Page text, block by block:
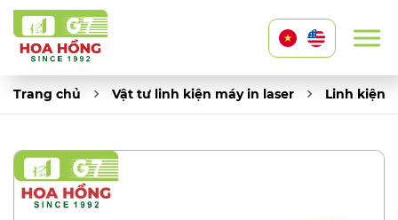
Trang chủ Vật tư linh kiện máy in laser Linh kiện